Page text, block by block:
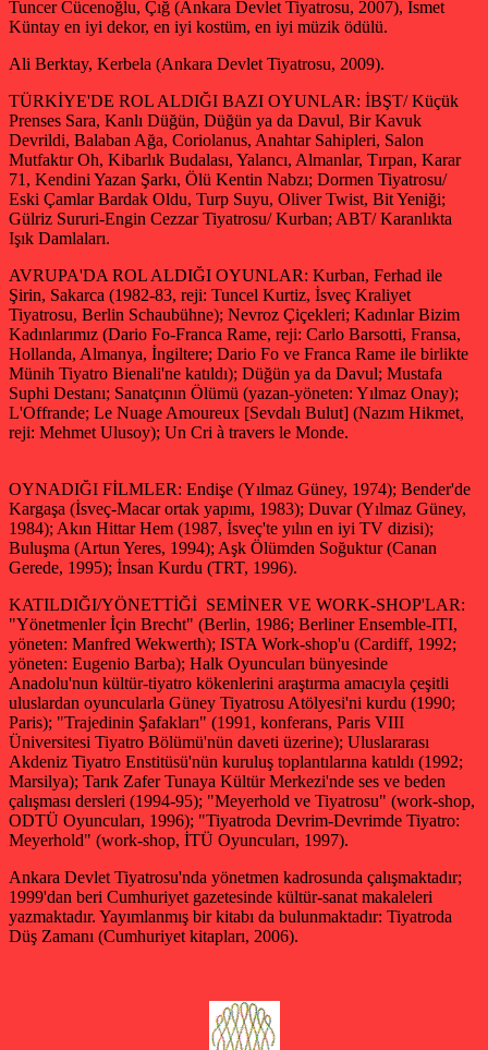
Tuncer Cücenoğlu, Çığ (Ankara Devlet Tiyatrosu, 2007), İsmet
Küntay en iyi dekor, en iyi kostüm, en iyi müzik ödülü.
Ali Berktay, Kerbela (Ankara Devlet Tiyatrosu, 2009).
TÜRKİYE'DE ROL ALDIĞI BAZI OYUNLAR: İBŞT/ Küçük
Prenses Sara, Kanlı Düğün, Düğün ya da Davul, Bir Kavuk
Devrildi, Balaban Ağa, Coriolanus, Anahtar Sahipleri, Salon
Mutfaktır Oh, Kibarlık Budalası, Yalancı, Almanlar, Tırpan, Karar
71, Kendini Yazan Şarkı, Ölü Kentin Nabzı; Dormen Tiyatrosu/
Eski Çamlar Bardak Oldu, Turp Suyu, Oliver Twist, Bit Yeniği;
Gülriz Sururi-Engin Cezzar Tiyatrosu/ Kurban; ABT/ Karanlıkta
Işık Damlaları.
AVRUPA'DA ROL ALDIĞI OYUNLAR: Kurban, Ferhad ile
Şirin, Sakarca (1982-83, reji: Tuncel Kurtiz, İsveç Kraliyet
Tiyatrosu, Berlin Schaubühne); Nevroz Çiçekleri; Kadınlar Bizim
Kadınlarımız (Dario Fo-Franca Rame, reji: Carlo Barsotti, Fransa,
Hollanda, Almanya, İngiltere; Dario Fo ve Franca Rame ile birlikte
Münih Tiyatro Bienali'ne katıldı); Düğün ya da Davul; Mustafa
Suphi Destanı; Sanatçının Ölümü (yazan-yöneten: Yılmaz Onay);
L'Offrande; Le Nuage Amoureux [Sevdalı Bulut] (Nazım Hikmet,
reji: Mehmet Ulusoy); Un Cri à travers le Monde.
OYNADIĞI FİLMLER: Endişe (Yılmaz Güney, 1974); Bender'de
Kargaşa (İsveç-Macar ortak yapımı, 1983); Duvar (Yılmaz Güney,
1984); Akın Hittar Hem (1987, İsveç'te yılın en iyi TV dizisi);
Buluşma (Artun Yeres, 1994); Aşk Ölümden Soğuktur (Canan
Gerede, 1995); İnsan Kurdu (TRT, 1996).
KATILDIĞI/YÖNETTİĞİ SEMİNER VE WORK-SHOP'LAR:
"Yönetmenler İçin Brecht" (Berlin, 1986; Berliner Ensemble-ITI,
yöneten: Manfred Wekwerth); ISTA Work-shop'u (Cardiff, 1992;
yöneten: Eugenio Barba); Halk Oyuncuları bünyesinde
Anadolu'nun kültür-tiyatro kökenlerini araştırma amacıyla çeşitli
uluslardan oyuncularla Güney Tiyatrosu Atölyesi'ni kurdu (1990;
Paris); "Trajedinin Şafakları" (1991, konferans, Paris VIII
Üniversitesi Tiyatro Bölümü'nün daveti üzerine); Uluslararası
Akdeniz Tiyatro Enstitüsü'nün kuruluş toplantılarına katıldı (1992;
Marsilya); Tarık Zafer Tunaya Kültür Merkezi'nde ses ve beden
çalışması dersleri (1994-95); "Meyerhold ve Tiyatrosu" (work-shop,
ODTÜ Oyuncuları, 1996); "Tiyatroda Devrim-Devrimde Tiyatro:
Meyerhold" (work-shop, İTÜ Oyuncuları, 1997).
Ankara Devlet Tiyatrosu'nda yönetmen kadrosunda çalışmaktadır;
1999'dan beri Cumhuriyet gazetesinde kültür-sanat makaleleri
yazmaktadır. Yayımlanmış bir kitabı da bulunmaktadır: Tiyatroda
Düş Zamanı (Cumhuriyet kitapları, 2006).